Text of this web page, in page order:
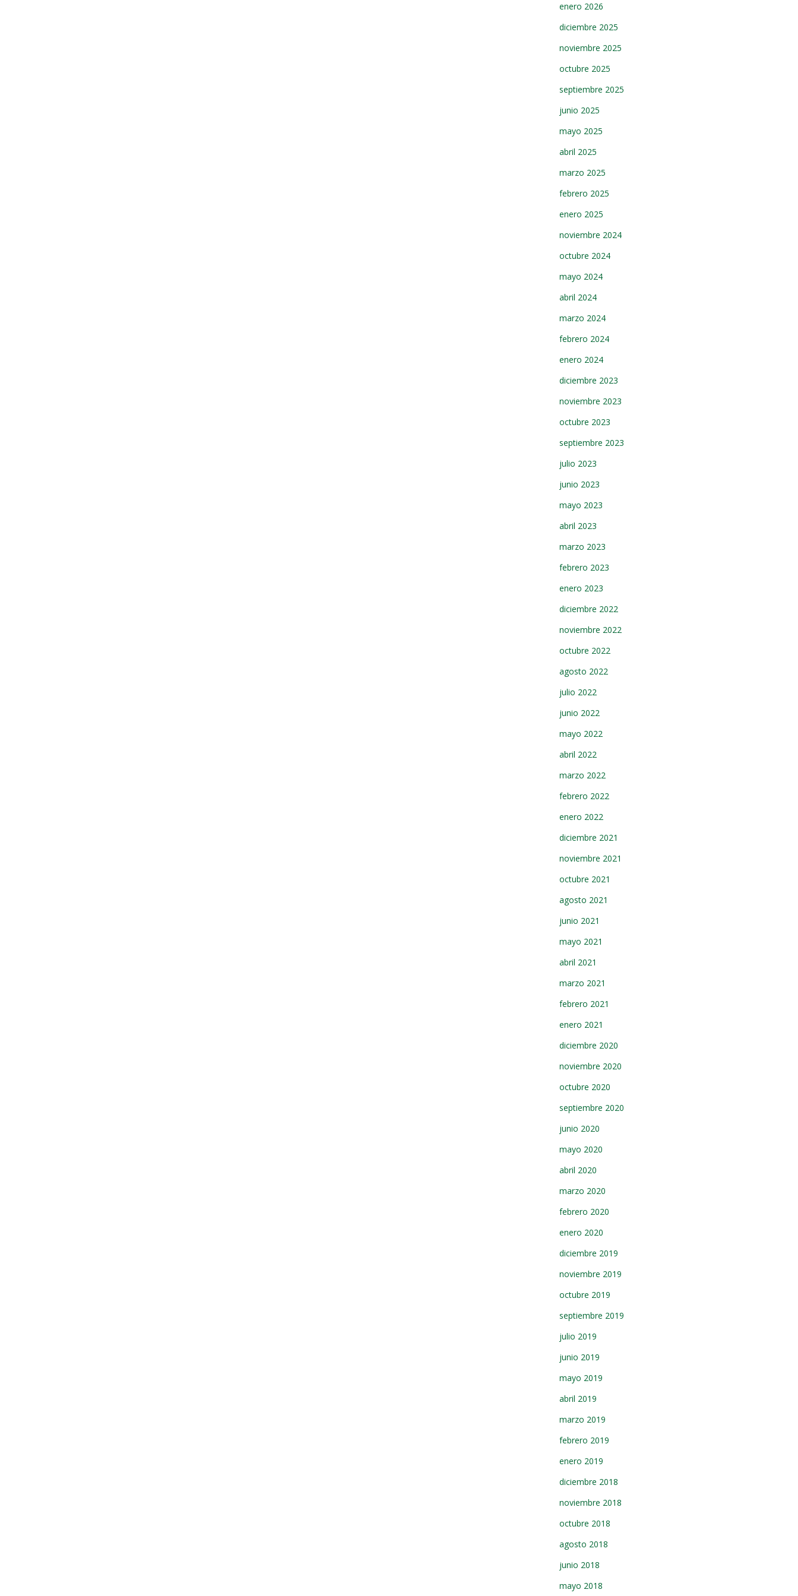
enero 2026
diciembre 2025
noviembre 2025
octubre 2025
septiembre 2025
junio 2025
mayo 2025
abril 2025
marzo 2025
febrero 2025
enero 2025
noviembre 2024
octubre 2024
mayo 2024
abril 2024
marzo 2024
febrero 2024
enero 2024
diciembre 2023
noviembre 2023
octubre 2023
septiembre 2023
julio 2023
junio 2023
mayo 2023
abril 2023
marzo 2023
febrero 2023
enero 2023
diciembre 2022
noviembre 2022
octubre 2022
agosto 2022
julio 2022
junio 2022
mayo 2022
abril 2022
marzo 2022
febrero 2022
enero 2022
diciembre 2021
noviembre 2021
octubre 2021
agosto 2021
junio 2021
mayo 2021
abril 2021
marzo 2021
febrero 2021
enero 2021
diciembre 2020
noviembre 2020
octubre 2020
septiembre 2020
junio 2020
mayo 2020
abril 2020
marzo 2020
febrero 2020
enero 2020
diciembre 2019
noviembre 2019
octubre 2019
septiembre 2019
julio 2019
junio 2019
mayo 2019
abril 2019
marzo 2019
febrero 2019
enero 2019
diciembre 2018
noviembre 2018
octubre 2018
agosto 2018
junio 2018
mayo 2018